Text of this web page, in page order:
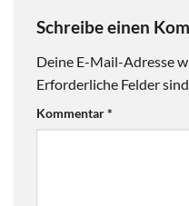
Schreibe einen
Deine E-Mail-Adresse
Erforderliche Felder
Kommentar*